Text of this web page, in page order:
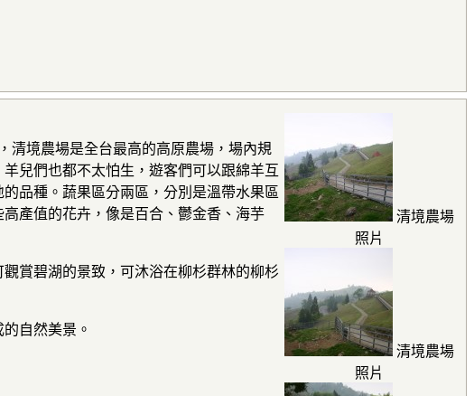
清境農場
照片
清境農場
照片
清境農場是全台最高的高原農場，場內規
兒們也都不太怕生，遊客們可以跟綿羊互
品種。蔬果區分兩區，分別是溫帶水果區
產值的花卉，像是百合、鬱金香、海芋
賞碧湖的景致，可沐浴在柳杉群林的柳杉
自然美景。